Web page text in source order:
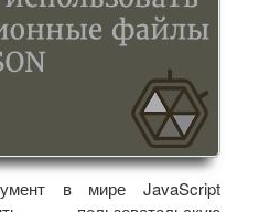
в мире JavaScript